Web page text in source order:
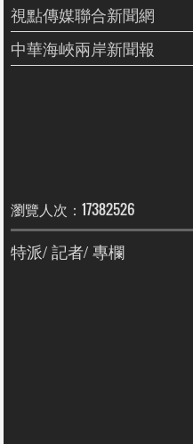
視點傳媒聯合新聞網
中華海峽兩岸新聞報
瀏覽人次：17382526
特派/ 記者/ 專欄